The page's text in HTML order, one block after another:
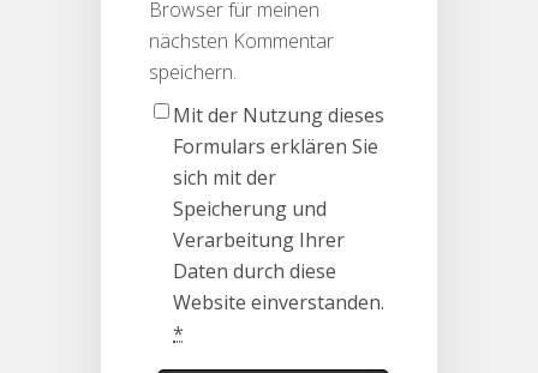
Browser für meinen
nächsten Kommentar
speichern.
Mit der Nutzung dieses
Formulars erklären Sie
sich mit der
Speicherung und
Verarbeitung Ihrer
Daten durch diese
Website einverstanden.
*